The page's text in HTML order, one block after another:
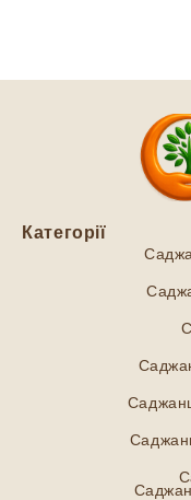
Категорії